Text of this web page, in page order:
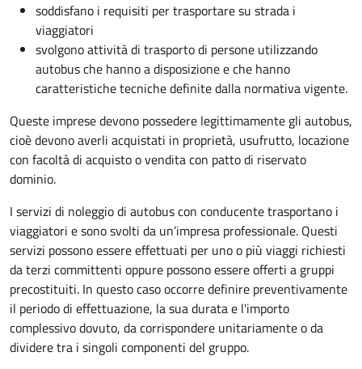
soddisfano i requisiti per trasportare su strada i
viaggiatori
svolgono attività di trasporto di persone utilizzando
autobus che hanno a disposizione e che hanno
caratteristiche tecniche definite dalla normativa vigente.
Queste imprese devono possedere legittimamente gli autobus,
cioè devono averli acquistati in proprietà, usufrutto, locazione
con facoltà di acquisto o vendita con patto di riservato
dominio.
I servizi di noleggio di autobus con conducente trasportano i
viaggiatori e sono svolti da un’impresa professionale. Questi
servizi possono essere effettuati per uno o più viaggi richiesti
da terzi committenti oppure possono essere offerti a gruppi
precostituiti. In questo caso occorre definire preventivamente
il periodo di effettuazione, la sua durata e l'importo
complessivo dovuto, da corrispondere unitariamente o da
dividere tra i singoli componenti del gruppo.